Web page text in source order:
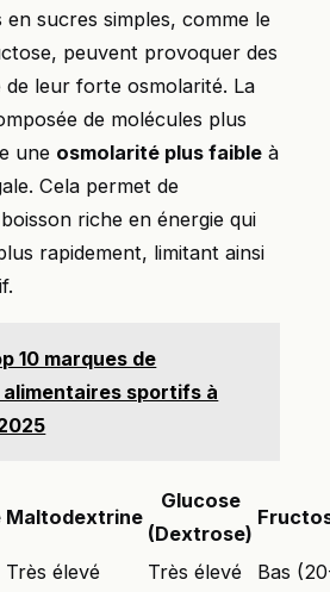
sucres simples, comme le
peuvent provoquer des
de leur forte osmolarité. La
de molécules plus
une osmolarité plus faible à
Cela permet de
riche en énergie qui
rapidement, limitant ainsi
10 marques de
sportifs à
Maltodextrine
Glucose
(Dextrose)
Très élevé
Très élevé
Bas